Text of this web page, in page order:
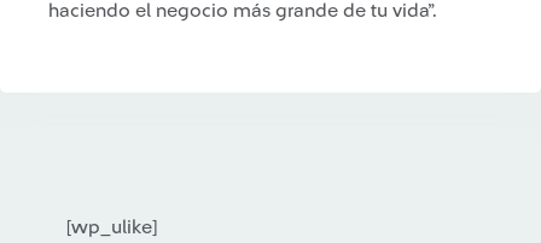
haciendo el negocio más grande de tu vida”.
[wp_ulike]